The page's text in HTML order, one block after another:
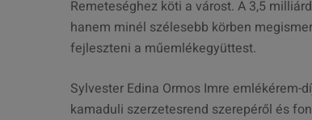
Remeteséghez köti a várost. A 3,5
hanem minél szélesebb körben
fejleszteni a műemlékegyüttest.
Sylvester Edina Ormos Imre
kamaduli szerzetesrend szerepéről és